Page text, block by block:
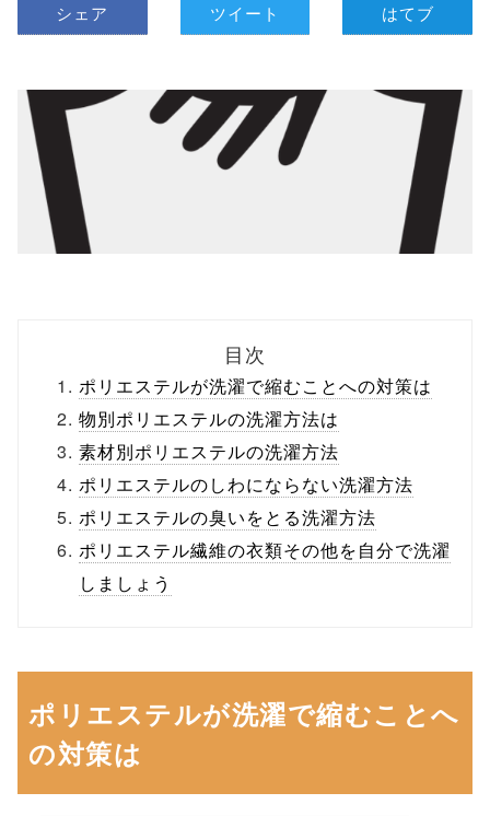
シェア ツイート はてブ
目次
ポリエステルが洗濯で縮むことへの対策は
物別ポリエステルの洗濯方法は
素材別ポリエステルの洗濯方法
ポリエステルのしわにならない洗濯方法
ポリエステルの臭いをとる洗濯方法
ポリエステル繊維の衣類その他を自分で洗濯
しましょう
ポリエステルが洗濯で縮むことへ
の対策は